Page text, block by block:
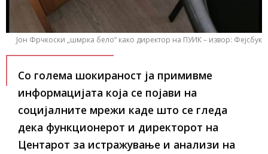
Јон Фрчкоски „шмрка бело“ како директор на ПУИК – извор: Фејсбук
Со голема шокираност ја примивме
информацијата која се појави на
социјалните мрежи каде што се гледа
дека функционерот и директорот на
Центарот за истражување и анализи на